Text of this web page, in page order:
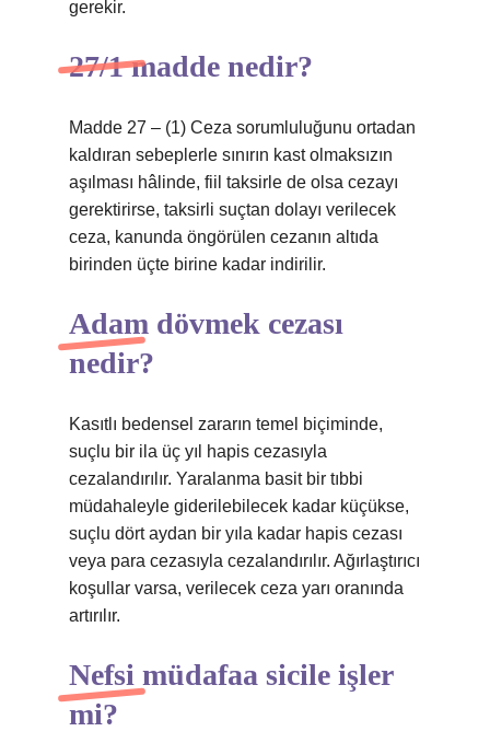
gerekir.
27/1 madde nedir?
Madde 27 – (1) Ceza sorumluluğunu ortadan
kaldıran sebeplerle sınırın kast olmaksızın
aşılması hâlinde, fiil taksirle de olsa cezayı
gerektirirse, taksirli suçtan dolayı verilecek
ceza, kanunda öngörülen cezanın altıda
birinden üçte birine kadar indirilir.
Adam dövmek cezası
nedir?
Kasıtlı bedensel zararın temel biçiminde,
suçlu bir ila üç yıl hapis cezasıyla
cezalandırılır. Yaralanma basit bir tıbbi
müdahaleyle giderilebilecek kadar küçükse,
suçlu dört aydan bir yıla kadar hapis cezası
veya para cezasıyla cezalandırılır. Ağırlaştırıcı
koşullar varsa, verilecek ceza yarı oranında
artırılır.
Nefsi müdafaa sicile işler
mi?